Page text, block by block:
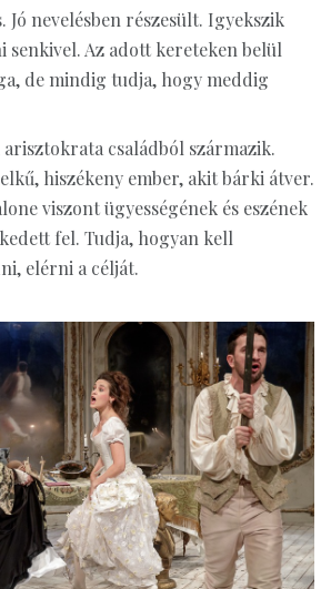
Jó nevelésben részesült. Igyekszik
Az adott kereteken belül
de mindig tudja, hogy meddig
családból származik.
hiszékeny ember, akit bárki átver.
viszont ügyességének és eszének
fel. Tudja, hogyan kell
elérni a célját.